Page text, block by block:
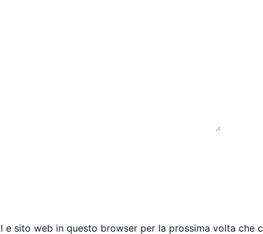
e sito web in questo browser per la prossima volta che